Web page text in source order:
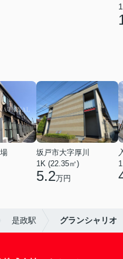
坂戸市大字厚川
1K (22.35㎡)
5.2万円
是政駅 グランシャリオ